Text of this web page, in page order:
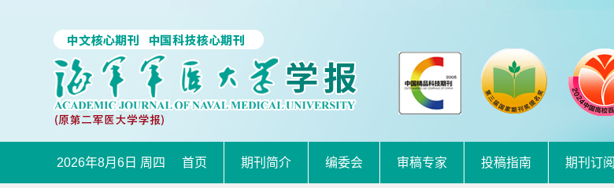
2026年8月6日 周四 首页 期刊简介 编委会 审稿专家 投稿指南 期刊订阅